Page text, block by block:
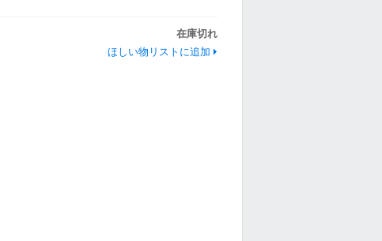
在庫切れ
ほしい物リストに追加